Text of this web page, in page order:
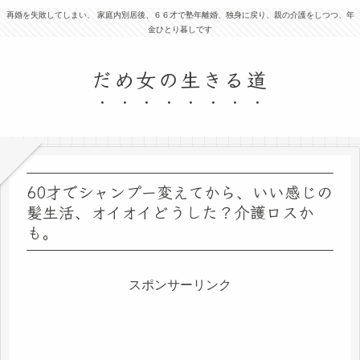
再婚を失敗してしまい、 家庭内別居後、６６才で塾年離婚、独身に戻り、親の介護をしつつ、年
金ひとり暮しです
だめ女の生きる道
60才でシャンプー変えてから、いい感じの
髪生活、オイオイどうした？介護ロスか
も。
スポンサーリンク